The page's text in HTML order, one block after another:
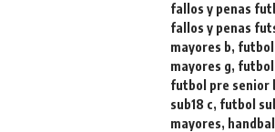
fallos y penas
fallos y penas
mayores b, futbol
mayores g, futbol
futbol pre senior
sub18 c, futbol
mayores,